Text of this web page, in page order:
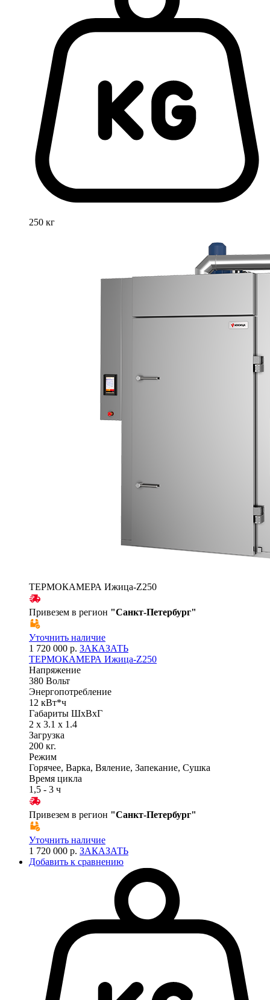
250 кг
ТЕРМОКАМЕРА Ижица-Z250
Привезем в регион "Санкт-Петербург"
Уточнить наличие
1 720 000 р. ЗАКАЗАТЬ
ТЕРМОКАМЕРА Ижица-Z250
Напряжение
380 Вольт
Энергопотребление
12 кВт*ч
Габариты ШхВхГ
2 x 3.1 x 1.4
Загрузка
200 кг.
Режим
Горячее, Варка, Вяление, Запекание, Сушка
Время цикла
1,5 - 3 ч
Привезем в регион "Санкт-Петербург"
Уточнить наличие
1 720 000 р. ЗАКАЗАТЬ
Добавить к сравнению